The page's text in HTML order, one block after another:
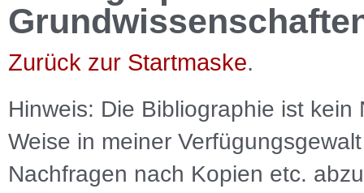
Zurück zur Startmaske.
Hinweis: Die Bibliographie ist kein
Weise in meiner
Nachfragen nach Kopien etc.